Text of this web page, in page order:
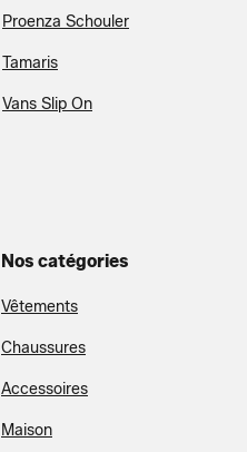
Proenza Schouler
Tamaris
Vans Slip On
Nos catégories
Vêtements
Chaussures
Accessoires
Maison